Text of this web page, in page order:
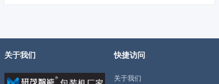
关于我们 快捷访问
关于我们